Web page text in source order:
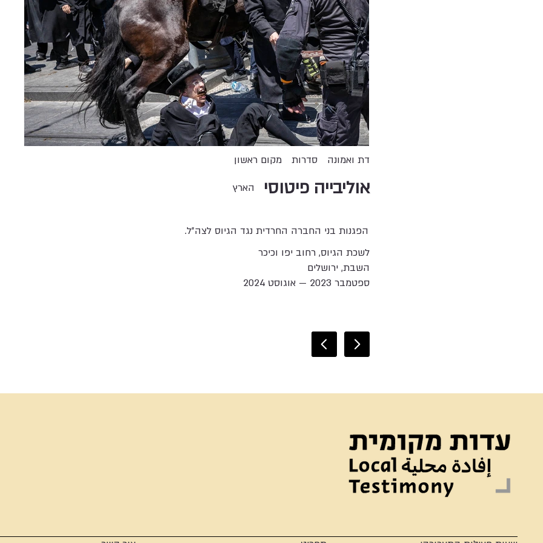
מקום ראשון סדרות דת ואמונה
אוליבייה פיטוסי הארץ
הפגנות בני החברה החרדית נגד הגיוס לצה״ל.
לשכת הגיוס, רחוב יפו וכיכר
השבת, ירושלים
ספטמבר 2023 — אוגוסט 2024